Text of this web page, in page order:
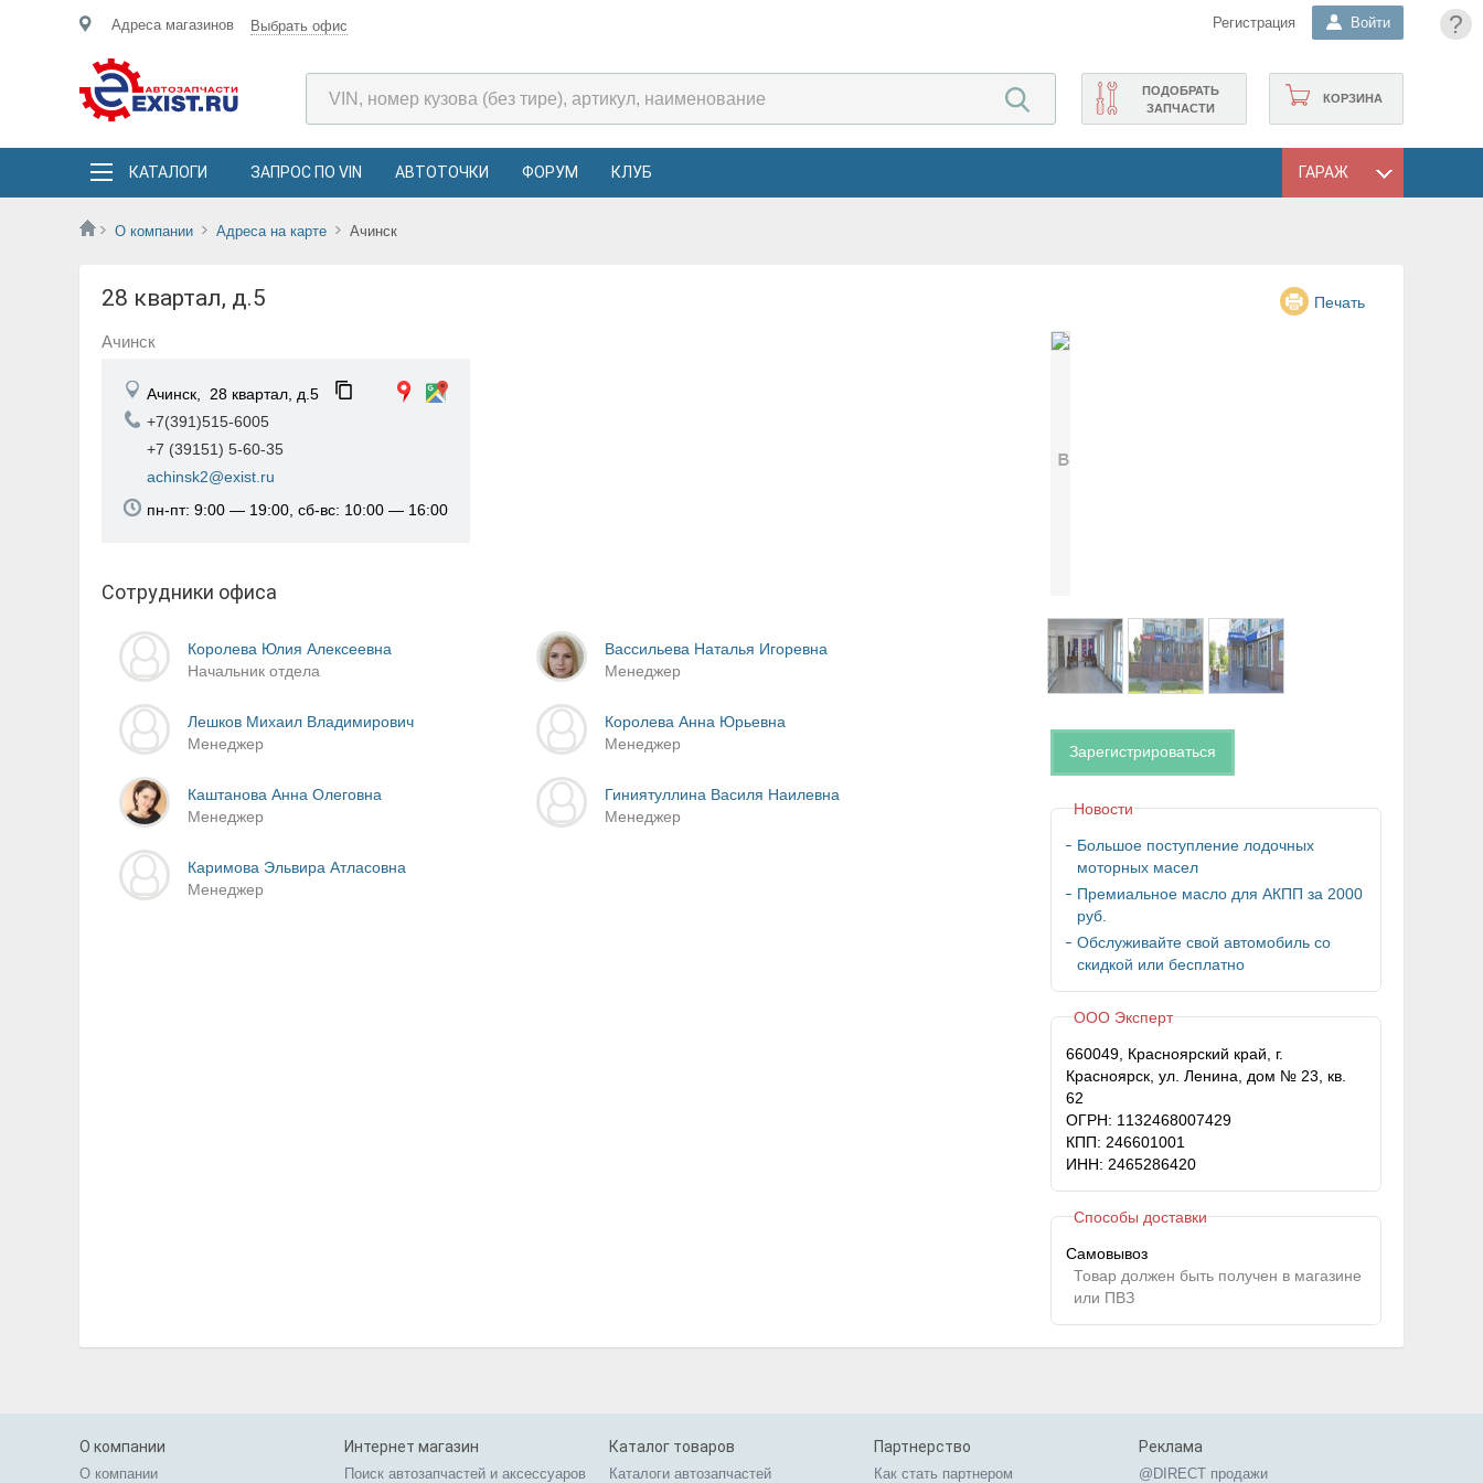
?
Адреса магазинов Выбрать офис Регистрация Войти
КОРЗИНА
ПОДОБРАТЬ
ЗАПЧАСТИ
КАТАЛОГИ ЗАПРОС ПО VIN АВТОТОЧКИ ФОРУМ КЛУБ ГАРАЖ
О компании Адреса на карте Ачинск
28 квартал, д.5 Печать
Ачинск
Ачинск, 28 квартал, д.5
+7(391)515-6005
+7 (39151) 5-60-35
achinsk2@exist.ru
пн-пт: 9:00 — 19:00, сб-вс: 10:00 — 16:00
Сотрудники офиса
Королева Юлия Алексеевна
Начальник отдела
Вассильева Наталья Игоревна
Менеджер
Лешков Михаил Владимирович
Менеджер
Королева Анна Юрьевна
Менеджер
Каштанова Анна Олеговна
Менеджер
Гиниятуллина Василя Наилевна
Менеджер
Каримова Эльвира Атласовна
Менеджер
Зарегистрироваться
Новости
Большое поступление лодочных
моторных масел
Премиальное масло для АКПП за 2000
руб.
Обслуживайте свой автомобиль со
скидкой или бесплатно
ООО Эксперт
660049, Красноярский край, г.
Красноярск, ул. Ленина, дом № 23, кв.
62
ОГРН: 1132468007429
КПП: 246601001
ИНН: 2465286420
Способы доставки
Самовывоз
Товар должен быть получен в магазине
или ПВЗ
О компании
О компании
Интернет магазин
Поиск автозапчастей и аксессуаров
Каталог товаров
Каталоги автозапчастей
Партнерство
Как стать партнером
Реклама
@DIRECT продажи